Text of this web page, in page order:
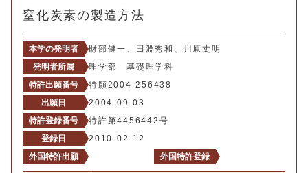
窒化炭素の製造方法
本学の発明者
財部健一、田淵秀和、川原丈明
発明者所属
理学部 基礎理学科
特許出願番号
特願2004-256438
出願日
2004-09-03
特許登録番号
特許第4456442号
登録日
2010-02-12
外国特許出願
外国特許登録